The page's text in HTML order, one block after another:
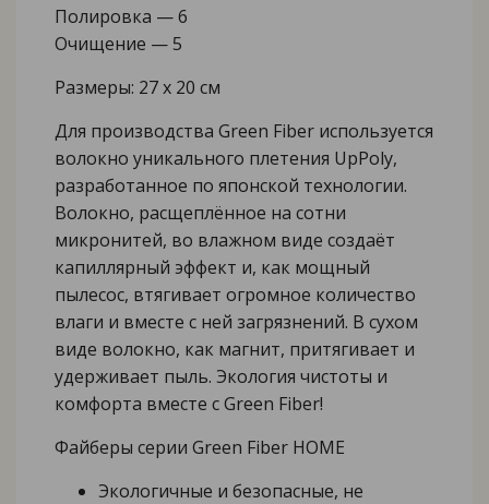
Полировка — 6
Очищение — 5
Размеры: 27 x 20 см
Для производства Green Fiber используется
волокно уникального плетения UpPoly,
разработанное по японской технологии.
Волокно, расщеплённое на сотни
микронитей, во влажном виде создаёт
капиллярный эффект и, как мощный
пылесос, втягивает огромное количество
влаги и вместе с ней загрязнений. В сухом
виде волокно, как магнит, притягивает и
удерживает пыль. Экология чистоты и
комфорта вместе с Green Fiber!
Файберы серии Green Fiber HOME
Экологичные и безопасные, не